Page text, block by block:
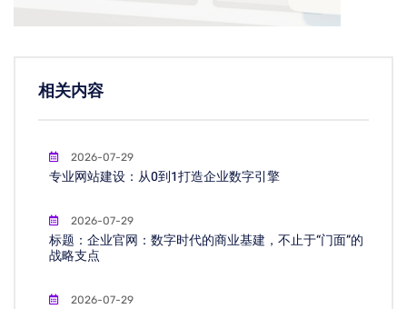
相关内容
2026-07-29
专业网站建设：从0到1打造企业数字引擎
2026-07-29
标题：企业官网：数字时代的商业基建，不止于“门面”的
战略支点
2026-07-29